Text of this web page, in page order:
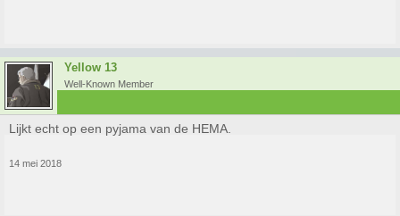
Yellow 13
Well-Known Member
Lijkt echt op een pyjama van de HEMA.
14 mei 2018